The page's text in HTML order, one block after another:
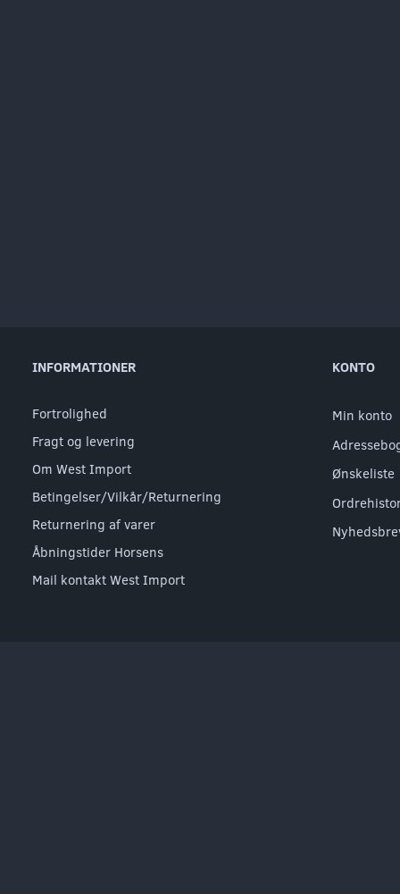
INFORMATIONER
Fortrolighed
Fragt og levering
Om West Import
Betingelser/Vilkår/Returnering
Returnering af varer
Åbningstider Horsens
Mail kontakt West Import
KONTO
Min konto
Ønskeliste